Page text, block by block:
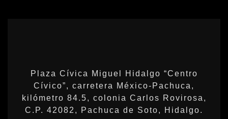
Plaza Cívica Miguel Hidalgo “Centro
Cívico”, carretera México-Pachuca,
kilómetro 84.5, colonia Carlos Rovirosa,
C.P. 42082, Pachuca de Soto, Hidalgo.